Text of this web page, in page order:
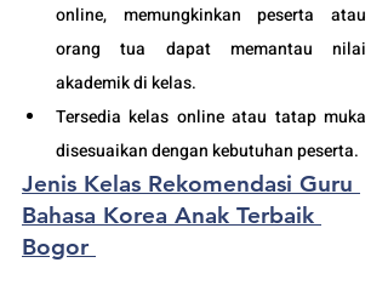
online, memungkinkan peserta atau
orang tua dapat memantau nilai
akademik di kelas.
Tersedia kelas online atau tatap muka
disesuaikan dengan kebutuhan peserta.
Jenis Kelas Rekomendasi Guru
Bahasa Korea Anak Terbaik
Bogor